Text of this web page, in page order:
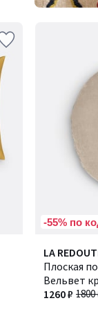
-55% по
LA
Плоская
Вельвет
1800
1260 ₽
3,3
/ 5